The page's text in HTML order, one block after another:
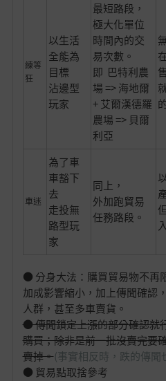
練等
狂
以生活
全能為
目標
沾邊型
玩家
最短路段，
極大化單位
時間內的交
易次數。
即 巴特利農
場 => 海地爾
+ 艾爾漢德羅
農場 => 貝爾
利亞
車迷
為了車
車豁下
去
走投無
路型玩
家
同上，
外加跑貿易
任務路段。
● 分身大法：購買貿易物不再
加成影響縮小，加上傳聞確認
人群，甚至多車賣貨。
● 傳聞鎖定上漲的部分確認就
購買；除非是前一批沒賣完要
賣掉。(事實相反時，跌的傳聞
● 貿易點取捨參考